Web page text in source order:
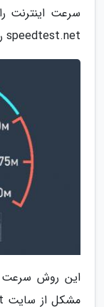
سرعت اینترنت
speedtest.net را باز نموده و روی گزینه Go می زنند.
این روش سرعت